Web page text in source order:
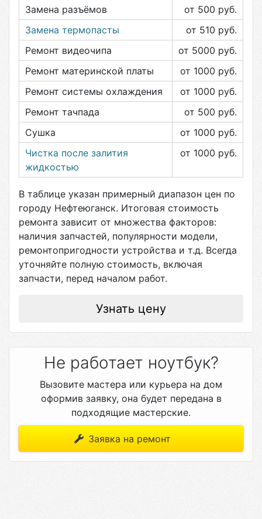
Замена разъёмов от 500 руб.
Замена термопасты
от 510 руб.
Ремонт видеочипа
от 5000 руб.
Ремонт материнской платы
от 1000 руб.
Ремонт системы охлаждения
от 1000 руб.
Ремонт тачпада
от 500 руб.
Сушка
от 1000 руб.
Чистка после залития
жидкостью
от 1000 руб.
В таблице указан примерный диапазон цен по
городу Нефтеюганск. Итоговая стоимость
ремонта зависит от множества факторов:
наличия запчастей, популярности модели,
ремонтопригодности устройства и т.д. Всегда
уточняйте полную стоимость, включая
запчасти, перед началом работ.
Узнать цену
Не работает ноутбук?
Вызовите мастера или курьера на дом
оформив заявку, она будет передана в
подходящие мастерские.
Заявка на ремонт